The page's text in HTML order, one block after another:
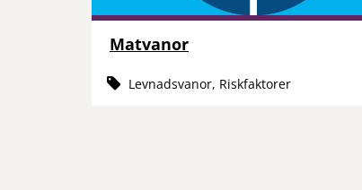
Matvanor
Levnadsvanor, Riskfaktorer